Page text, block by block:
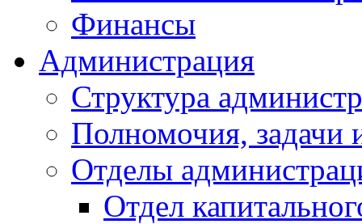
Финансы
Администрация
Структура
Полномочия, задачи
Отделы
Отдел